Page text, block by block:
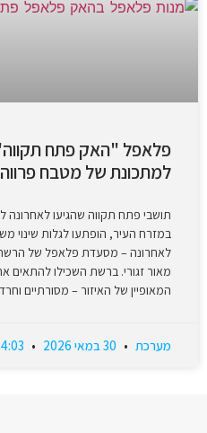
פלאפל "האק פתח
למתכונת של מטבח פרווה
תושבי פתח תקווה שהגיעו לאחרונה
במזרח העיר, הופתעו לגלות שינוי
לאחרונה – מסעדת פלאפל של
מאור זגורי. ברשת השכילו
המאופיין של האיזור – מסורתיים
מערכת